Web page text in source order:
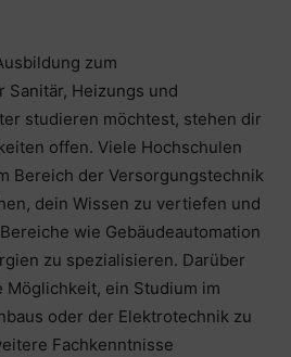
zum
Sanitär, Heizungs und
studieren möchtest, stehen dir
offen. Viele Hochschulen
Bereich der Versorgungstechnik
dein Wissen zu vertiefen und
wie Gebäudeautomation
zu spezialisieren. Darüber
Möglichkeit, ein Studium im
oder der Elektrotechnik zu
Fachkenntnisse